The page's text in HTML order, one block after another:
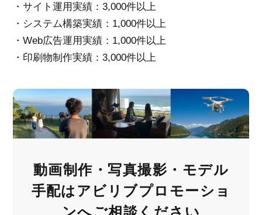
・サイト運用実績：3,000件以上
・システム構築実績：1,000件以上
・Web広告運用実績：1,000件以上
・印刷物制作実績：3,000件以上
動画制作・写真撮影・モデル
手配は アビリブプロモーショ